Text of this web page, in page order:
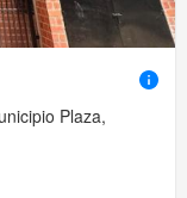
Plaza,